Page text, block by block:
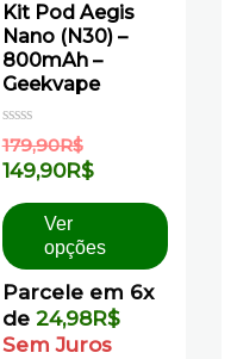
Kit Pod Aegis
Nano (N30) –
800mAh –
Geekvape
Avaliação
0
de
179,90R$
149,90R$
Ver
opções
Parcele em 6x
de 24,98R$
Sem Juros